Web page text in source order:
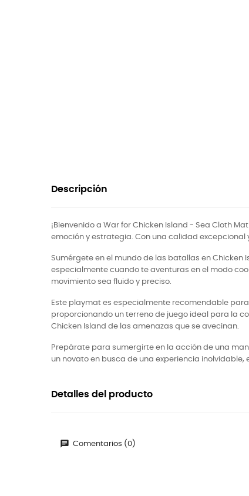
Descripción
¡Bienvenido a War for Chicken Island - Sea Cloth
emoción y estrategia. Con una calidad
Sumérgete en el mundo de las batallas en
especialmente cuando te aventuras en el modo
movimiento sea fluido y preciso.
Este playmat es especialmente recomendable
proporcionando un terreno de juego ideal para la
Chicken Island de las amenazas que se avecinan.
Prepárate para sumergirte en la acción de una
un novato en busca de una experiencia
Detalles del producto
Comentarios (0)